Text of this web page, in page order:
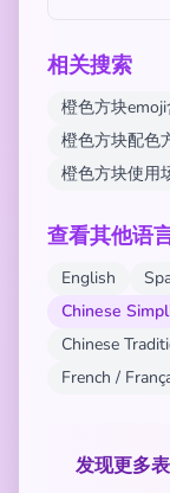
相关搜索
橙色方块emoji
橙色方块配色
橙色方块使用
查看其他语
English
Chinese
Chinese
French /
发现更多